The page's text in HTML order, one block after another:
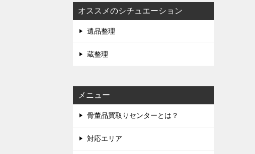
オススメのシチュエーション
遺品整理
蔵整理
メニュー
骨董品買取りセンターとは？
対応エリア